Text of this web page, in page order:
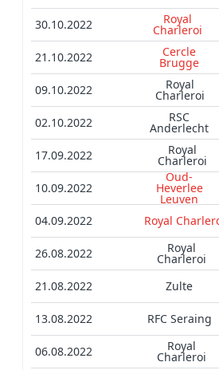
30.10.2022 Royal
Charleroi
21.10.2022 Cercle
Brugge
09.10.2022 Royal
Charleroi
02.10.2022 RSC
Anderlecht
17.09.2022 Royal
Charleroi
10.09.2022
Oud-
Heverlee
Leuven
04.09.2022 Royal
26.08.2022 Royal
Charleroi
21.08.2022 Zulte
13.08.2022 RFC Seraing
06.08.2022 Royal
Charleroi